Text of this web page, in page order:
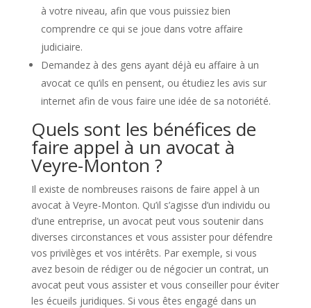
à votre niveau, afin que vous puissiez bien
comprendre ce qui se joue dans votre affaire
judiciaire.
Demandez à des gens ayant déjà eu affaire à un
avocat ce qu’ils en pensent, ou étudiez les avis sur
internet afin de vous faire une idée de sa notoriété.
Quels sont les bénéfices de
faire appel à un avocat à
Veyre-Monton ?
Il existe de nombreuses raisons de faire appel à un
avocat à Veyre-Monton. Qu’il s’agisse d’un individu ou
d’une entreprise, un avocat peut vous soutenir dans
diverses circonstances et vous assister pour défendre
vos privilèges et vos intérêts. Par exemple, si vous
avez besoin de rédiger ou de négocier un contrat, un
avocat peut vous assister et vous conseiller pour éviter
les écueils juridiques. Si vous êtes engagé dans un